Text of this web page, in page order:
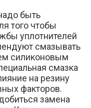
быть
того чтобы
уплотнителей
смазывать
силиконовым
смазка
на резину
факторов.
замена